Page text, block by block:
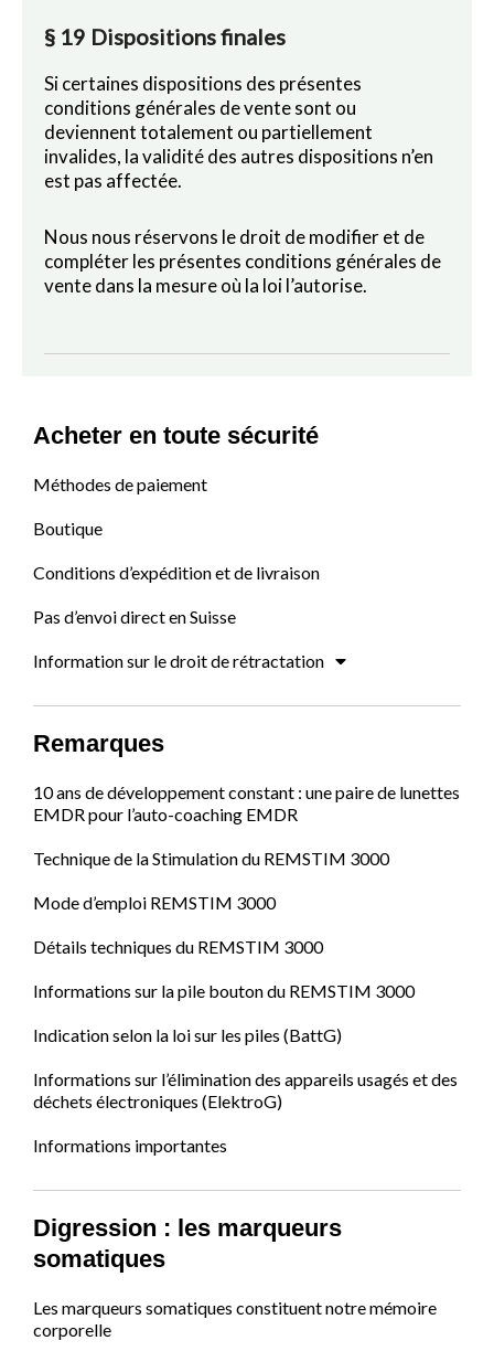
§ 19 Dispositions finales
Si certaines dispositions des présentes
conditions générales de vente sont ou
deviennent totalement ou partiellement
invalides, la validité des autres dispositions n’en
est pas affectée.
Nous nous réservons le droit de modifier et de
compléter les présentes conditions générales de
vente dans la mesure où la loi l’autorise.
Acheter en toute sécurité
Méthodes de paiement
Boutique
Conditions d’expédition et de livraison
Pas d’envoi direct en Suisse
Information sur le droit de rétractation
Remarques
10 ans de développement constant : une paire de lunettes
EMDR pour l’auto-coaching EMDR
Technique de la Stimulation du REMSTIM 3000
Mode d’emploi REMSTIM 3000
Détails techniques du REMSTIM 3000
Informations sur la pile bouton du REMSTIM 3000
Indication selon la loi sur les piles (BattG)
Informations sur l’élimination des appareils usagés et des
déchets électroniques (ElektroG)
Informations importantes
Digression : les marqueurs
somatiques
Les marqueurs somatiques constituent notre mémoire
corporelle